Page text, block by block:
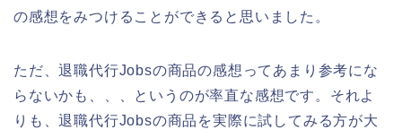
の感想をみつけることができると思いました。
ただ、退職代行Jobsの商品の感想ってあまり参考にな
らないかも、、、というのが率直な感想です。それよ
りも、退職代行Jobsの商品を実際に試してみる方が大